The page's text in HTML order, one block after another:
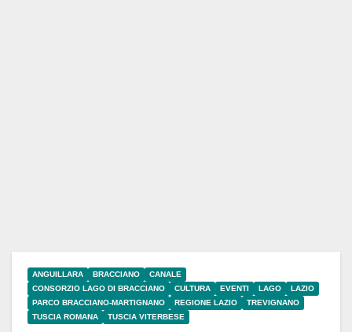
ANGUILLARA BRACCIANO
CANALE
CONSORZIO LAGO DI BRACCIANO
CULTURA EVENTI LAGO
LAZIO
PARCO BRACCIANO-MARTIGNANO
REGIONE LAZIO
TREVIGNANO
TUSCIA ROMANA
TUSCIA VITERBESE